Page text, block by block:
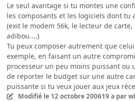
Le seul avantage si tu montes une
les composants et les logiciels dont tu
(exit le modem 56k, le lecteur de
adibou....)
Tu peux composer autrement que celui
exemple, en faisant un autre
processeur un peu moins puissant ou
de reporter le budget sur une autre
puissante si tu veux jouer aux jeux
Modifié le 12 octobre 200619 a par